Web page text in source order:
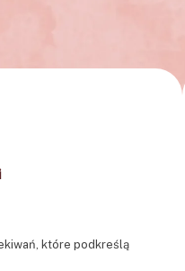
które podkreślą